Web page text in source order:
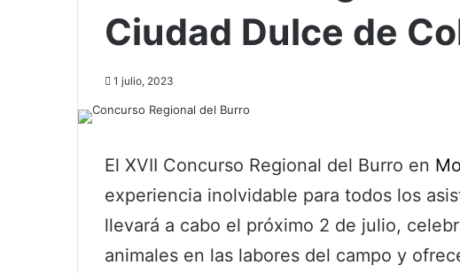
Ciudad Dulce de
1 julio, 2023
El XVII Concurso Regional del Burro en
experiencia inolvidable para todos los
llevará a cabo el próximo 2 de julio,
animales en las labores del campo y